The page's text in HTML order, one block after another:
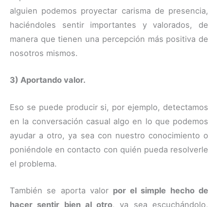
alguien podemos proyectar carisma de presencia,
haciéndoles sentir importantes y valorados, de
manera que tienen una percepción más positiva de
nosotros mismos.
3) Aportando valor.
Eso se puede producir si, por ejemplo, detectamos
en la conversación casual algo en lo que podemos
ayudar a otro, ya sea con nuestro conocimiento o
poniéndole en contacto con quién pueda resolverle
el problema.
También se aporta valor por el simple hecho de
hacer sentir bien al otro, ya sea escuchándolo,